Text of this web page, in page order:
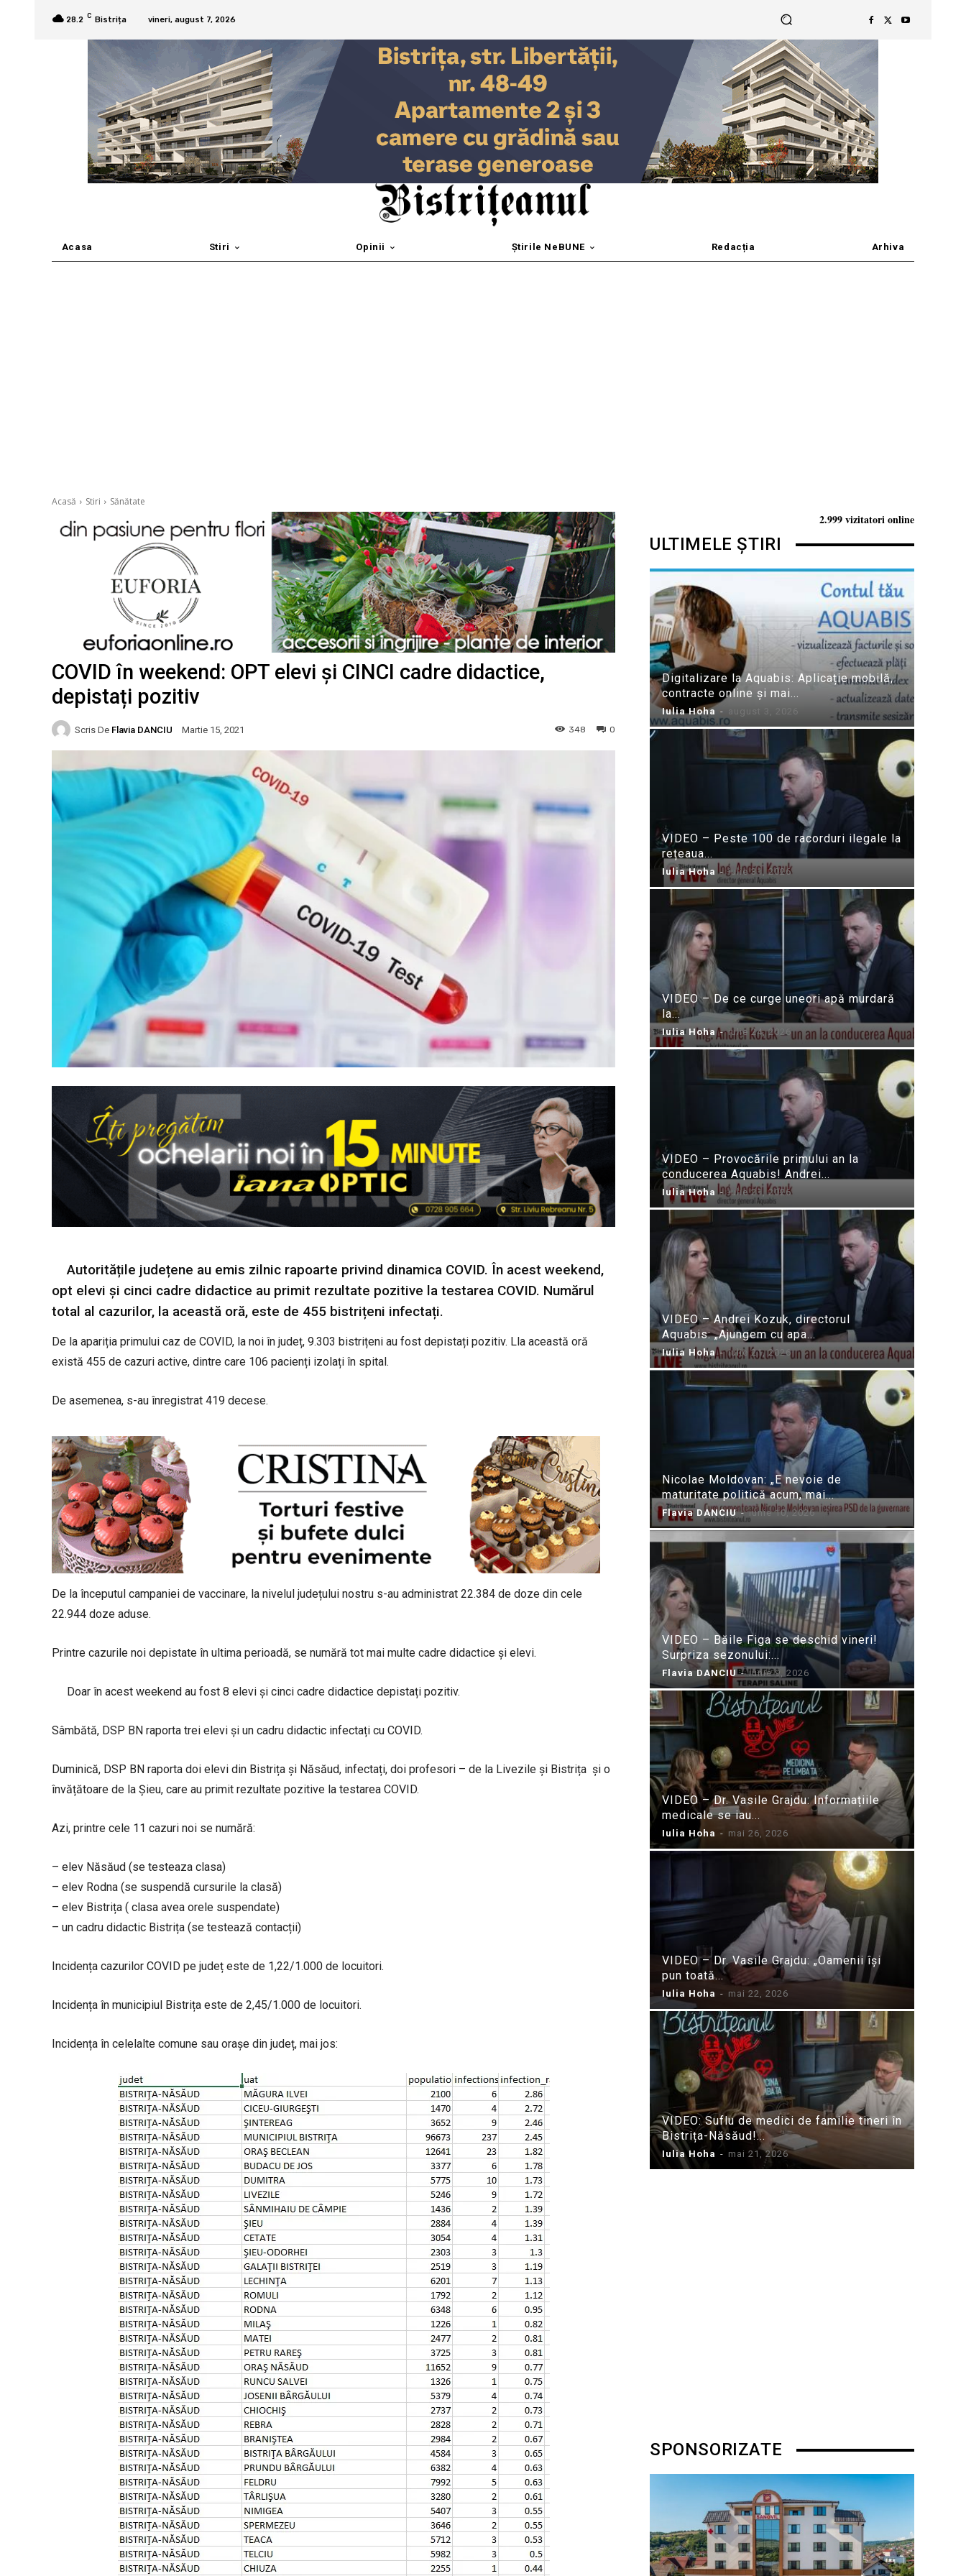
28.2 C Bistrița vineri, august 7, 2026
Acasa Stiri Opinii Știrile NeBUNE Redacția Arhiva
Acasă Stiri Sănătate
COVID în weekend: OPT elevi și CINCI cadre didactice,
depistați pozitiv
Scris De Flavia DANCIU Martie 15, 2021 0
348
Autoritățile județene au emis zilnic rapoarte privind dinamica COVID. În acest weekend,
opt elevi și cinci cadre didactice au primit rezultate pozitive la testarea COVID. Numărul
total al cazurilor, la această oră, este de 455 bistrițeni infectați.
De la apariția primului caz de COVID, la noi în județ, 9.303 bistrițeni au fost depistați pozitiv. Lla această oră
există 455 de cazuri active, dintre care 106 pacienți izolați în spital.
De asemenea, s-au înregistrat 419 decese.
De la începutul campaniei de vaccinare, la nivelul județului nostru s-au administrat 22.384 de doze din cele
22.944 doze aduse.
Printre cazurile noi depistate în ultima perioadă, se numără tot mai multe cadre didactice și elevi.
Doar în acest weekend au fost 8 elevi și cinci cadre didactice depistați pozitiv.
Sâmbătă, DSP BN raporta trei elevi și un cadru didactic infectați cu COVID.
Duminică, DSP BN raporta doi elevi din Bistrița și Năsăud, infectați, doi profesori – de la Livezile și Bistrița și o
învățătoare de la Șieu, care au primit rezultate pozitive la testarea COVID.
Azi, printre cele 11 cazuri noi se numără:
– elev Năsăud (se testeaza clasa)
– elev Rodna (se suspendă cursurile la clasă)
– elev Bistrița ( clasa avea orele suspendate)
– un cadru didactic Bistrița (se testează contacții)
Incidența cazurilor COVID pe județ este de 1,22/1.000 de locuitori.
Incidența în municipiul Bistrița este de 2,45/1.000 de locuitori.
Incidența în celelalte comune sau orașe din județ, mai jos:
2.999 vizitatori online
ULTIMELE ȘTIRI
Digitalizare la Aquabis: Aplicație mobilă,
contracte online și mai...
Iulia Hoha - august 3, 2026
VIDEO – Peste 100 de racorduri ilegale la
rețeaua...
Iulia Hoha - iulie 31, 2026
VIDEO – De ce curge uneori apă murdară
la...
Iulia Hoha - iulie 24, 2026
VIDEO – Provocările primului an la
conducerea Aquabis! Andrei...
Iulia Hoha - iulie 21, 2026
VIDEO – Andrei Kozuk, directorul
Aquabis: „Ajungem cu apa...
Iulia Hoha - iulie 21, 2026
Nicolae Moldovan: „E nevoie de
maturitate politică acum, mai...
Flavia DANCIU - iunie 10, 2026
VIDEO – Băile Figa se deschid vineri!
Surpriza sezonului:...
Flavia DANCIU - iunie 9, 2026
VIDEO – Dr. Vasile Grajdu: Informațiile
medicale se iau...
Iulia Hoha - mai 26, 2026
VIDEO – Dr. Vasile Grajdu: „Oamenii își
pun toată...
Iulia Hoha - mai 22, 2026
VIDEO: Suflu de medici de familie tineri în
Bistrița-Năsăud!...
Iulia Hoha - mai 21, 2026
SPONSORIZATE